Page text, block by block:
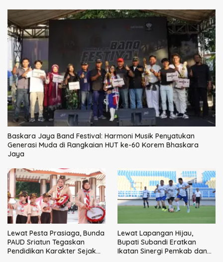
Baskara Jaya Band Festival: Harmoni Musik Penyatukan
Generasi Muda di Rangkaian HUT ke-60 Korem Bhaskara
Jaya
Lewat Pesta Prasiaga, Bunda
PAUD Sriatun Tegaskan
Pendidikan Karakter Sejak
Lewat Lapangan Hijau,
Bupati Subandi Eratkan
Ikatan Sinergi Pemkab dan